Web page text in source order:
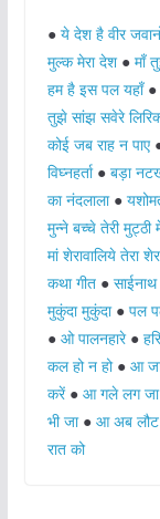
● ये देश है वीर
मुल्क मेरा देश● माँ
हम है इस पल यहाँ●
तुझे सांझ सवेरे
कोई जब राह न पाए
विघ्नहर्ता● बड़ा
का नंदलाला●
मुन्ने बच्चे तेरी मुट्ठी
मां शेरावालिये तेरा
कथा गीत●
मुकुंदा मुकुंदा● पल
● ओ पालनहारे●
कल हो न हो● आ
करें● आ गले लग
भी जा● आ अब
रात को